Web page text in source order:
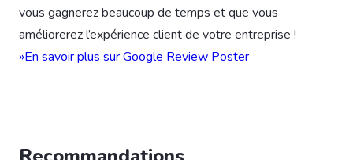
vous gagnerez beaucoup de temps et que vous
améliorerez l’expérience client de votre entreprise !
»En savoir plus sur Google Review Poster